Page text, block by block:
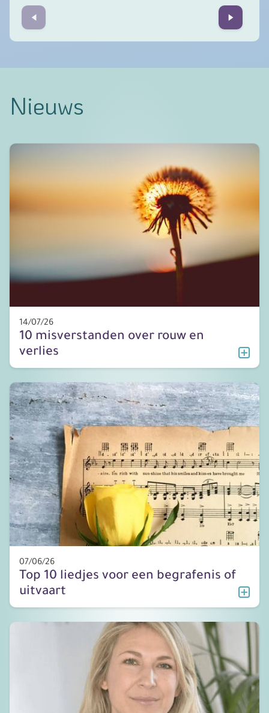
Prev Next
Nieuws
14/07/26
10 misverstanden over rouw en
verlies
07/06/26
Top 10 liedjes voor een begrafenis of
uitvaart